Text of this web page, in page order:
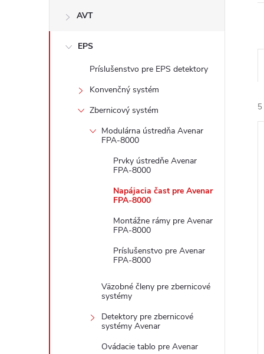
AVT
EPS
Príslušenstvo pre EPS detektory
Konvenčný systém
Zbernicový systém
Modulárna ústredňa Avenar
FPA-8000
Prvky ústredňe Avenar
FPA-8000
Napájacia čast pre Avenar
FPA-8000
Montážne rámy pre Avenar
FPA-8000
Príslušenstvo pre Avenar
FPA-8000
Väzobné členy pre zbernicové
systémy
Detektory pre zbernicové
systémy Avenar
Ovádacie tablo pre Avenar
r5